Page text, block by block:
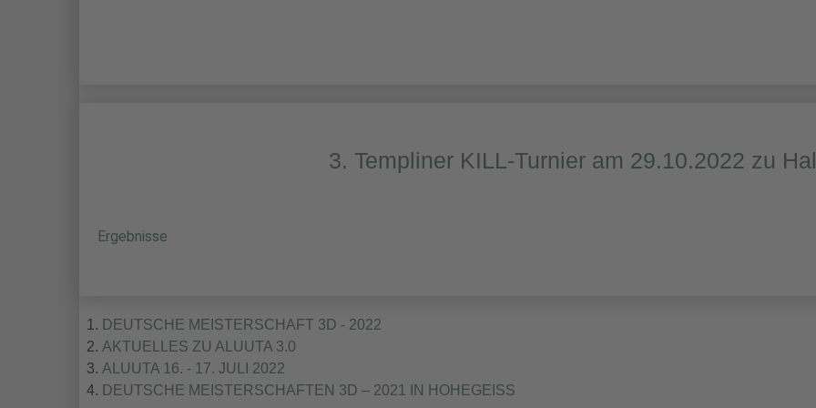
3. Templiner KILL-Turnier am 29.10.2022 zu
Ergebnisse
DEUTSCHE MEISTERSCHAFT 3D - 2022
AKTUELLES ZU ALUUTA 3.0
ALUUTA 16. - 17. JULI 2022
DEUTSCHE MEISTERSCHAFTEN 3D – 2021 IN HOHEGEISS